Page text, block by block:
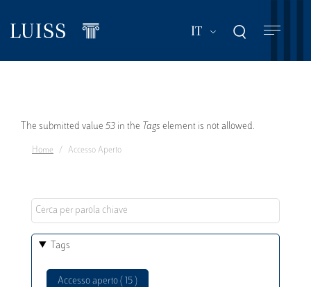
contenuto
IT Mostra ulteriori
Messaggio
di
The submitted value 53 in the Tags element is not allowed.
Home Accesso Aperto
Tags
Accesso aperto ( 15 )